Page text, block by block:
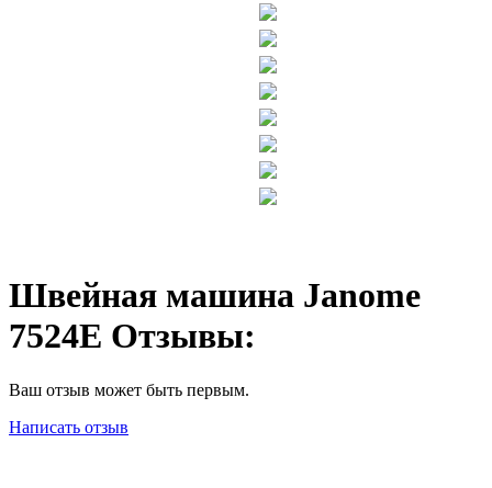
Швейная машина Janome
7524E Отзывы:
Ваш отзыв может быть первым.
Написать отзыв